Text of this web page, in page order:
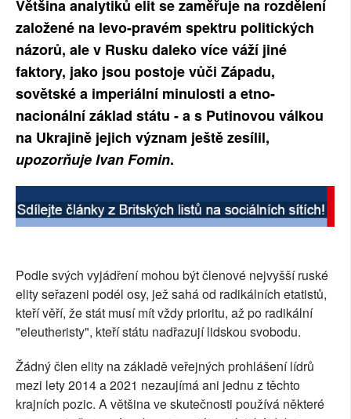
SOCIÁLNÍ SÍTĚ
RUBRIKY
PLNÁ VERZE STRÁNEK
Většina analytiků elit se zaměřuje na rozdělení
založené na levo-pravém spektru politických
názorů, ale v Rusku daleko více váží jiné
faktory, jako jsou postoje vůči Západu,
sovětské a imperiální minulosti a etno-
nacionální základ státu - a s Putinovou válkou
na Ukrajině jejich význam ještě zesílil,
upozorňuje Ivan Fomin.
Podle svých vyjádření mohou být členové nejvyšší ruské
elity seřazeni podél osy, jež sahá od radikálních etatistů,
kteří věří, že stát musí mít vždy prioritu, až po radikální
"eleutheristy", kteří státu nadřazují lidskou svobodu.
Žádný člen elity na základě veřejných prohlášení lídrů
mezi lety 2014 a 2021 nezaujímá ani jednu z těchto
krajních pozic. A většina ve skutečnosti používá některé